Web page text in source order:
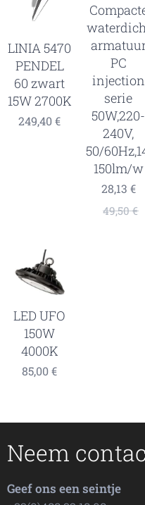
LINIA 5470
PENDEL
60 zwart
15W 2700K
249,40€
PC
injection
serie
50W,220-
240V,
50/
150lm/w
28,13 €
49,50€
LED UFO
150W
4000K
85,00€
Neem
Geef ons een seintje